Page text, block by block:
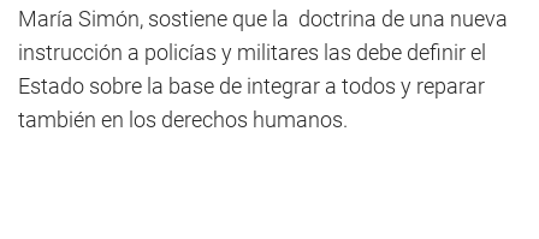
María Simón, sostiene que la doctrina de una nueva
instrucción a policías y militares las debe definir el
Estado sobre la base de integrar a todos y reparar
también en los derechos humanos.